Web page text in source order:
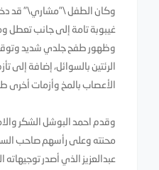
وكان الطفل \"مشاري\" قد
غيبوبة تامة إلى جانب
وظهور طفح جلدي شديد وتوقف
الرئتين بالسوائل، إضافة
الأعصاب بالمخ وأزمات أخرى
وقدم احمد البوشل الشكر
محنته وعلى رأسهم صاحب
عبدالعزيز الذي أصدر